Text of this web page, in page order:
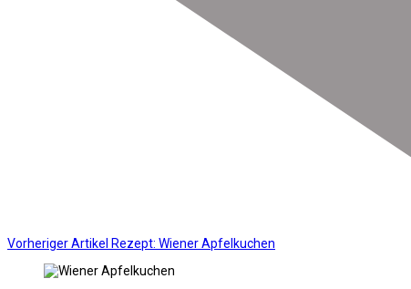
Vorheriger Artikel Rezept: Wiener Apfelkuchen